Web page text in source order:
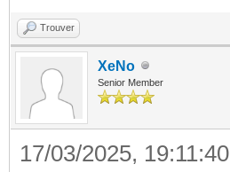
Trouver
XeNo
Senior Member
17/03/2025, 19:11:40